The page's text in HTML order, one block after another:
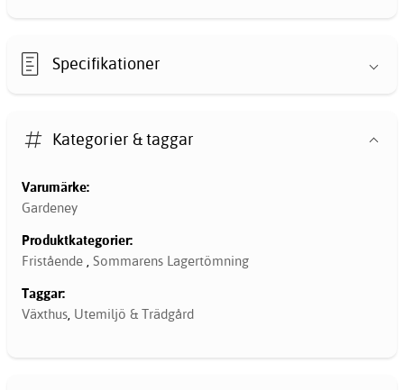
Specifikationer
Kategorier & taggar
Varumärke:
Gardeney
Produktkategorier:
Fristående , Sommarens Lagertömning
Taggar:
Växthus, Utemiljö & Trädgård